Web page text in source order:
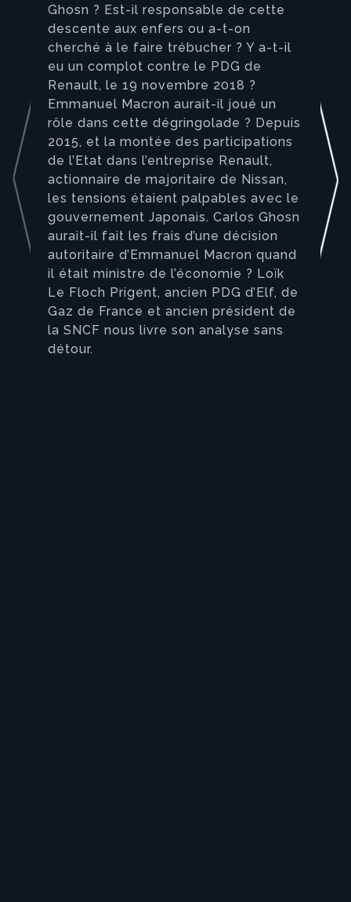
Ghosn ? Est-il responsable de cette
descente aux enfers ou a-t-on
cherché à le faire trébucher ? Y a-t-il
eu un complot contre le PDG de
Renault, le 19 novembre 2018 ?
Emmanuel Macron aurait-il joué un
rôle dans cette dégringolade ? Depuis
2015, et la montée des participations
de l’Etat dans l’entreprise Renault,
actionnaire de majoritaire de Nissan,
les tensions étaient palpables avec le
gouvernement Japonais. Carlos Ghosn
aurait-il fait les frais d’une décision
autoritaire d’Emmanuel Macron quand
il était ministre de l’économie ? Loïk
Le Floch Prigent, ancien PDG d’Elf, de
Gaz de France et ancien président de
la SNCF nous livre son analyse sans
détour.